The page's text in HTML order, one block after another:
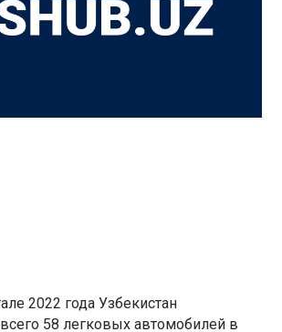
2022 года Узбекистан
58 легковых автомобилей в